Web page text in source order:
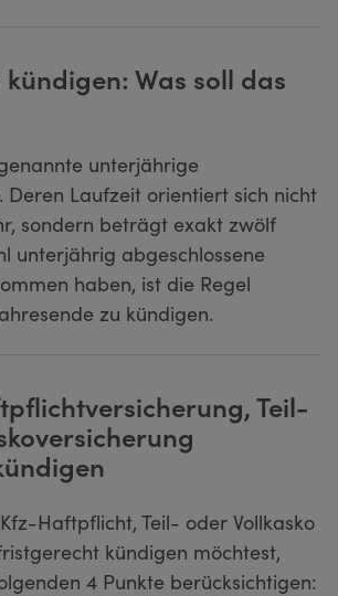
Was soll das
unterjährige
Deren Laufzeit orientiert sich nicht
sondern beträgt exakt zwölf
unterjährig abgeschlossene
haben, ist die Regel
zu kündigen.
Teil-
Haftpflicht, Teil- oder Vollkasko
kündigen möchtest,
4 Punkte berücksichtigen: